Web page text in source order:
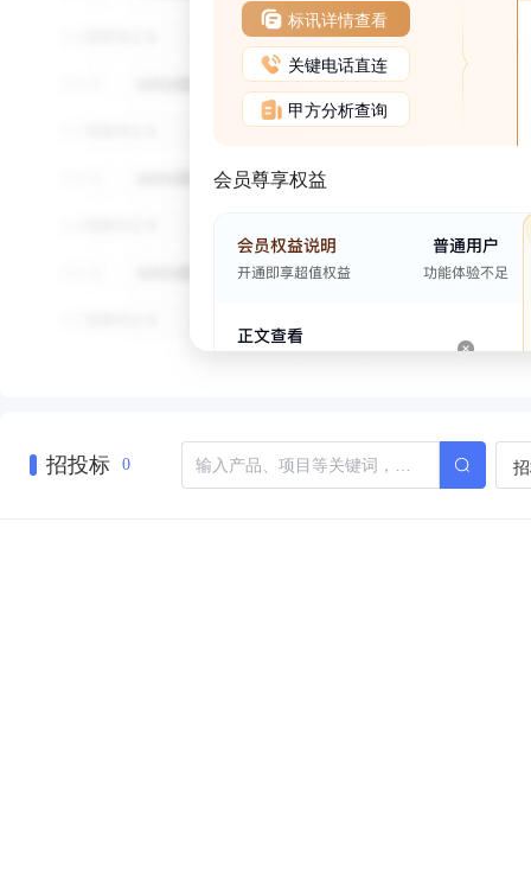
标讯详情查看
关键电话直连
甲方分析查询
会员尊享权益
招投标 0